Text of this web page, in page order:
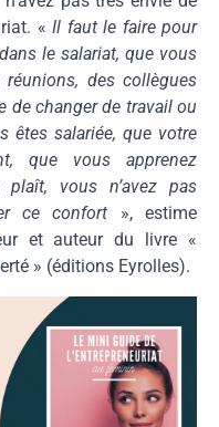
«Il faut le faire pour
le salariat, que vous
des collègues
de changer de travail ou
êtes salariée, que votre
que vous apprenez
vous n’avez pas
ce confort », estime
et auteur du livre «
» (éditions Eyrolles).